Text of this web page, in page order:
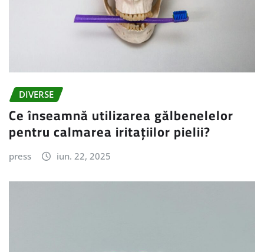
DIVERSE
Ce înseamnă utilizarea gălbenelelor
pentru calmarea iritațiilor pielii?
press iun. 22, 2025